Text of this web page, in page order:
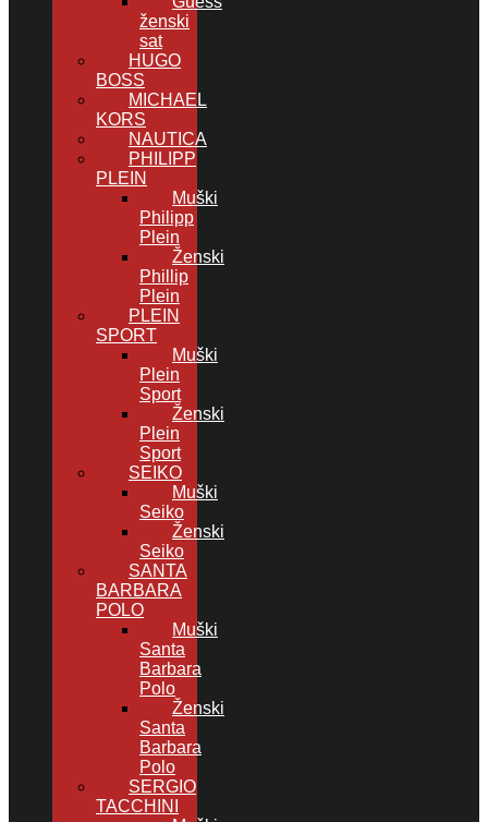
ženski
sat
HUGO
BOSS
MICHAEL
KORS
NAUTICA
PHILIPP
PLEIN
Muški
Philipp
Plein
Ženski
Phillip
Plein
PLEIN
SPORT
Muški
Plein
Sport
Ženski
Plein
Sport
SEIKO
Muški
Seiko
Ženski
Seiko
SANTA
BARBARA
POLO
Muški
Santa
Barbara
Polo
Ženski
Santa
Barbara
Polo
SERGIO
TACCHINI